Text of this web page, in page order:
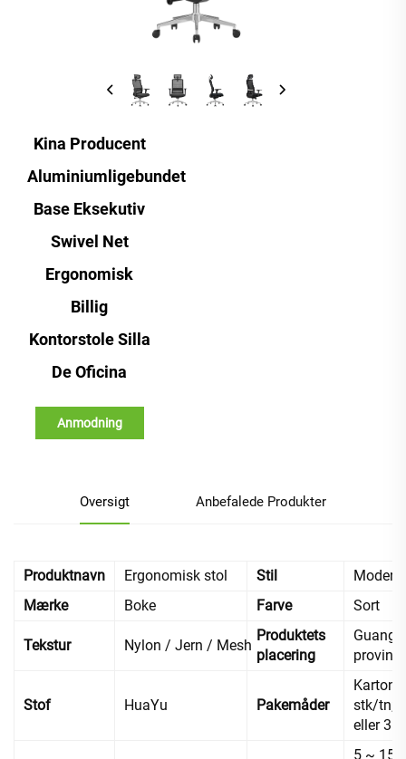
Kina Producent
Aluminiumligebundet
Base Eksekutiv
Swivel Net
Ergonomisk
Billig
Kontorstole Silla
De Oficina
Anmodning
Oversigt Anbefalede Produkter
Produktnavn Ergonomisk stol Stil
Mærke
Boke Farve Sort
Tekstur Nylon / Jern / Mesh
Produktets
placering
Stof HuaYu Pakemåder
Karton,
stk/tn;
eller 3
5 ~ 15